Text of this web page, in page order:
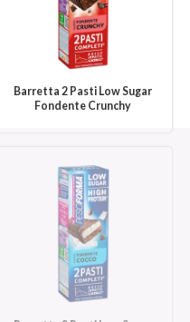
Barretta 2 Pasti Low Sugar
Fondente Crunchy